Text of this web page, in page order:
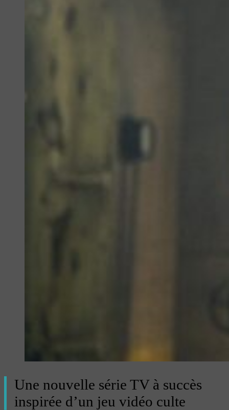
Une nouvelle série TV à succès
inspirée d’un jeu vidéo culte